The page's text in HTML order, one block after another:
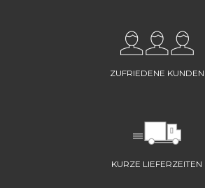
ZUFRIEDENE KUNDEN
KURZE LIEFERZEITEN